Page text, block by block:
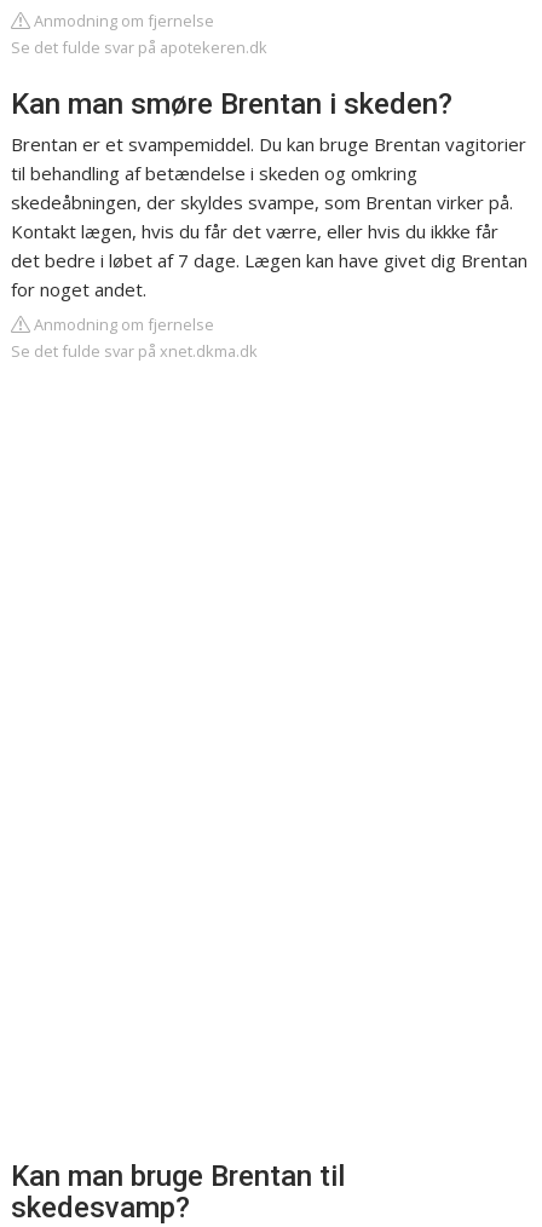
Anmodning om fjernelse
Se det fulde svar på apotekeren.dk
Kan man smøre Brentan i skeden?
Brentan er et svampemiddel. Du kan bruge Brentan vagitorier
til behandling af betændelse i skeden og omkring
skedeåbningen, der skyldes svampe, som Brentan virker på.
Kontakt lægen, hvis du får det værre, eller hvis du ikkke får
det bedre i løbet af 7 dage. Lægen kan have givet dig Brentan
for noget andet.
Anmodning om fjernelse
Se det fulde svar på xnet.dkma.dk
Kan man bruge Brentan til
skedesvamp?